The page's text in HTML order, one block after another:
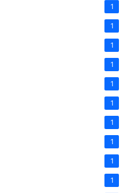
1
1
1
1
1
1
1
1
1
1